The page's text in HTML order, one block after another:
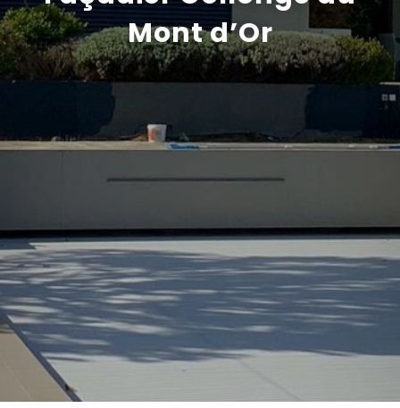
RecrutementMont d’Or